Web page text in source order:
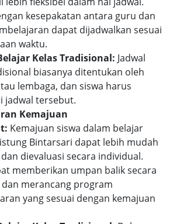
kesepakatan antara guru dan
dapat dijadwalkan sesuai
waktu.
Kelas Tradisional: Jadwal
biasanya ditentukan oleh
lembaga, dan siswa harus
jadwal tersebut.
Kemajuan
Kemajuan siswa dalam belajar
Bintarsari dapat lebih mudah
dievaluasi secara individual.
memberikan umpan balik secara
merancang program
yang sesuai dengan kemajuan